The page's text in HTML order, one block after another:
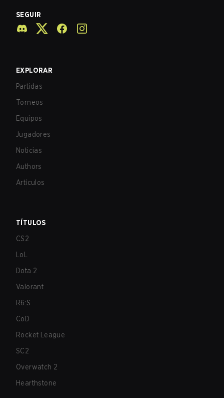
SEGUIR
EXPLORAR
Partidas
Torneos
Equipos
Jugadores
Noticias
Authors
Artículos
TÍTULOS
CS2
LoL
Dota 2
Valorant
R6:S
CoD
Rocket League
SC2
Overwatch 2
Hearthstone